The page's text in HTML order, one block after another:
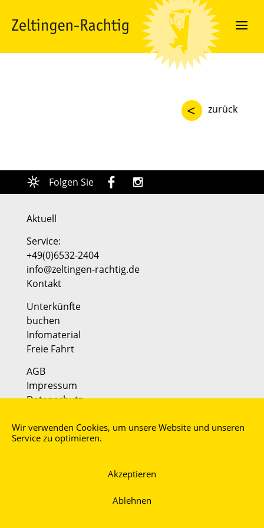
Wir verwenden Cookies, um unsere Website und unseren
Service zu optimieren.
Akzeptieren
Ablehnen
< zurück
Folgen Sie
Aktuell
Service:
+49(0)6532-2404
info@zeltingen-rachtig.de
Kontakt
Unterkünfte
buchen
Infomaterial
Freie Fahrt
AGB
Impressum
Datenschutz
Partner:
Faszination Mosel